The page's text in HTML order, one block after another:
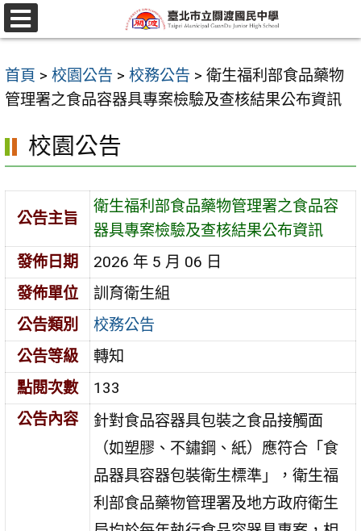
跳
至
要
內
區
選
單
首頁 > 校園公告 > 校務公告 > 衛生福利部食品藥物
管理署之食品容器具專案檢驗及查核結果公布資訊
校園公告
公告主旨
衛生福利部食品藥物管理署之食品容
器具專案檢驗及查核結果公布資訊
發佈日期
2026 年 5 月 06 日
發佈單位
訓育衛生組
公告類別
校務公告
公告等級
轉知
點閱次數
133
公告內容
針對食品容器具包裝之食品接觸面
（如塑膠、不鏽鋼、紙）應符合「食
品器具容器包裝衛生標準」，衛生福
利部食品藥物管理署及地方政府衛生